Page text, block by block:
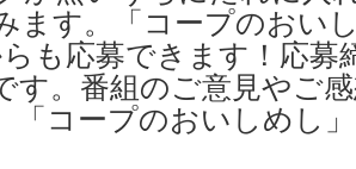
ます。「コープのおい
らも応募できます！応募
す。番組のご意見やご
コープのおいしめし